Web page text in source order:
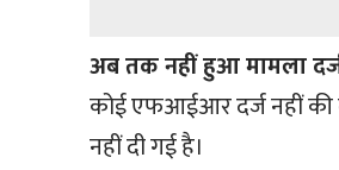
अब तक नहीं हुआ मामला
कोई एफआईआर दर्ज नहीं की
नहीं दी गई है।